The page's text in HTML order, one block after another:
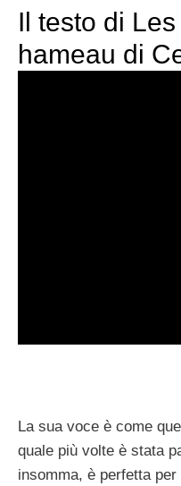
Il testo di
hameau di
La sua voce è come
quale più volte è stata
insomma, è perfetta